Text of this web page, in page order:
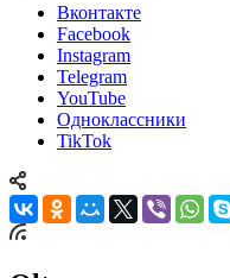
Вконтакте
Facebook
Instagram
Telegram
YouTube
Одноклассники
TikTok